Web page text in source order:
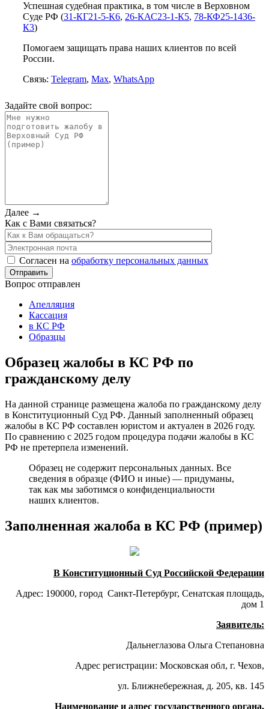
Успешная судебная практика, в том числе в Верховном
Суде РФ (31-КГ21-5-К6, 26-КАС23-1-К5, 78-КФ25-1436-
К3)
Помогаем защищать права наших клиентов по всей
России.
Связь: Telegram, Max, WhatsApp
Задайте свой вопрос:
Далее →
Как с Вами связаться?
Согласен на обработку персональных данных
Вопрос отправлен
Апелляция
Кассация
в КС РФ
Образцы
Образец жалобы в КС РФ по
гражданскому делу
На данной странице размещена жалоба по гражданскому делу
в Конституционный Суд РФ. Данный заполненный образец
жалобы в КС РФ составлен юристом и актуален в 2026 году.
По сравнению с 2025 годом процедура подачи жалобы в КС
РФ не претерпела изменений.
Образец не содержит персональных данных. Все
сведения в образце (ФИО и иные) — придуманы,
так как мы заботимся о конфиденциальности
наших клиентов.
Заполненная жалоба в КС РФ (пример)
В Конституционный Суд Российской Федерации
Адрес: 190000, город Санкт-Петербург, Сенатская площадь,
дом 1
Заявитель:
Дальнеглазова Ольга Степановна
Адрес регистрации: Московская обл, г. Чехов,
ул. Ближнебережная, д. 205, кв. 145
Наименование и адрес государственного органа,